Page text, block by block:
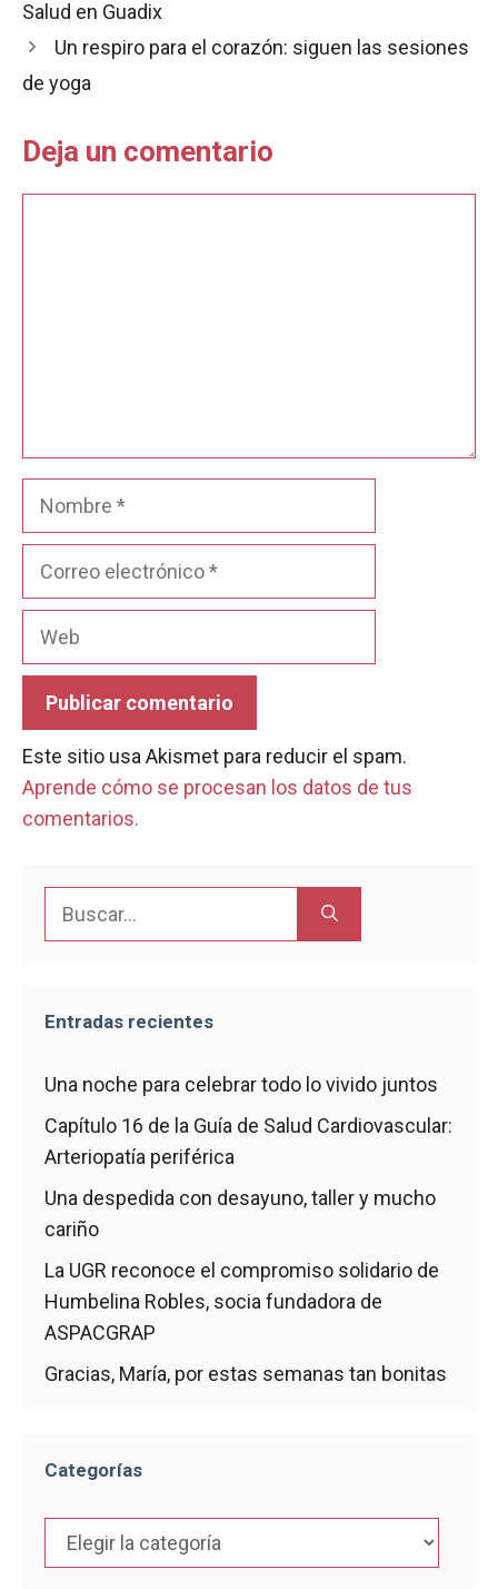
o
p
r
Salud en Guadix
Un respiro para el corazón: siguen las sesiones
de yoga
Deja un comentario
Nombre
Este sitio usa Akismet para reducir el spam.
Aprende cómo se procesan los datos de tus
comentarios.
Entradas recientes
Una noche para celebrar todo lo vivido juntos
Capítulo 16 de la Guía de Salud Cardiovascular:
Arteriopatía periférica
Una despedida con desayuno, taller y mucho
cariño
La UGR reconoce el compromiso solidario de
Humbelina Robles, socia fundadora de
ASPACGRAP
Gracias, María, por estas semanas tan bonitas
Categorías
Categorías